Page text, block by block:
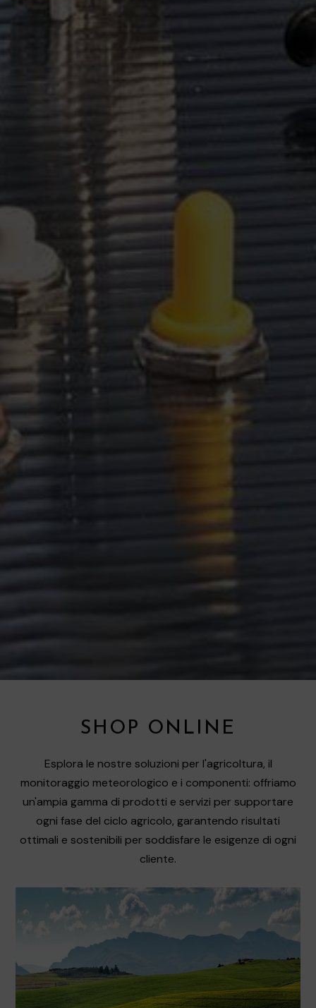
SHOP ONLINE
Esplora le nostre soluzioni per l'agricoltura, il
monitoraggio meteorologico e i componenti: offriamo
un'ampia gamma di prodotti e servizi per supportare
ogni fase del ciclo agricolo, garantendo risultati
ottimali e sostenibili per soddisfare le esigenze di ogni
cliente.